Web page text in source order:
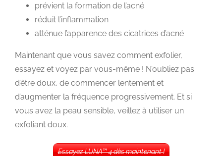
prévient la formation de l’acné
réduit l’inflammation
atténue l’apparence des cicatrices d’acné
Maintenant que vous savez comment exfolier,
essayez et voyez par vous-même ! N’oubliez pas
d’être doux, de commencer lentement et
d’augmenter la fréquence progressivement. Et si
vous avez la peau sensible, veillez à utiliser un
exfoliant doux.
Essayez LUNA™ 4 dès maintenant !